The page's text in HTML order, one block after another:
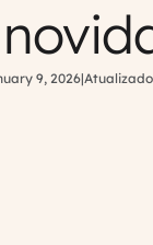
9, 2026|